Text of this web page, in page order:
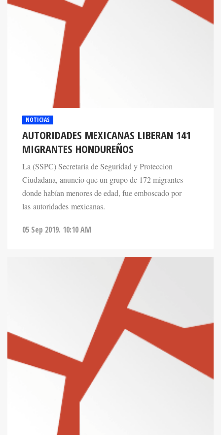
NOTICIAS
AUTORIDADES MEXICANAS LIBERAN 141
MIGRANTES HONDUREÑOS
La (SSPC) Secretaria de Seguridad y Proteccion
Ciudadana, anuncio que un grupo de 172 migrantes
donde habían menores de edad, fue emboscado por
las autoridades mexicanas.
05 Sep 2019. 10:10 AM